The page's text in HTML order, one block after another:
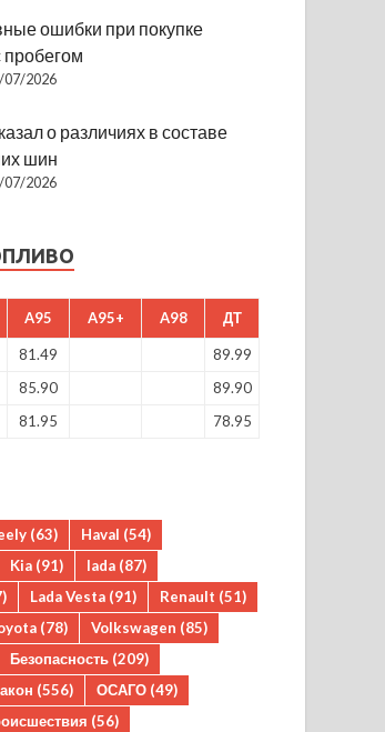
ошибки при покупке
07/2026
о различиях в составе
шин
07/2026
A95 A95+ A98 ДТ
81.49
89.99
85.90
89.90
81.95 78.95
(63) Haval (54)
Kia (91) lada (87)
Lada Vesta (91) Renault (51)
(78) Volkswagen (85)
Безопасность (209)
(556) ОСАГО (49)
(56)